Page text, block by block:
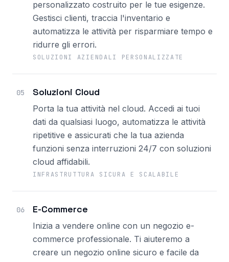
personalizzato costruito per le tue esigenze.
Gestisci clienti, traccia l'inventario e
automatizza le attività per risparmiare tempo e
ridurre gli errori.
SOLUZIONI AZIENDALI PERSONALIZZATE
05 Soluzioni Cloud
Porta la tua attività nel cloud. Accedi ai tuoi
dati da qualsiasi luogo, automatizza le attività
ripetitive e assicurati che la tua azienda
funzioni senza interruzioni 24/7 con soluzioni
cloud affidabili.
INFRASTRUTTURA SICURA E SCALABILE
06 E-Commerce
Inizia a vendere online con un negozio e-
commerce professionale. Ti aiuteremo a
creare un negozio online sicuro e facile da